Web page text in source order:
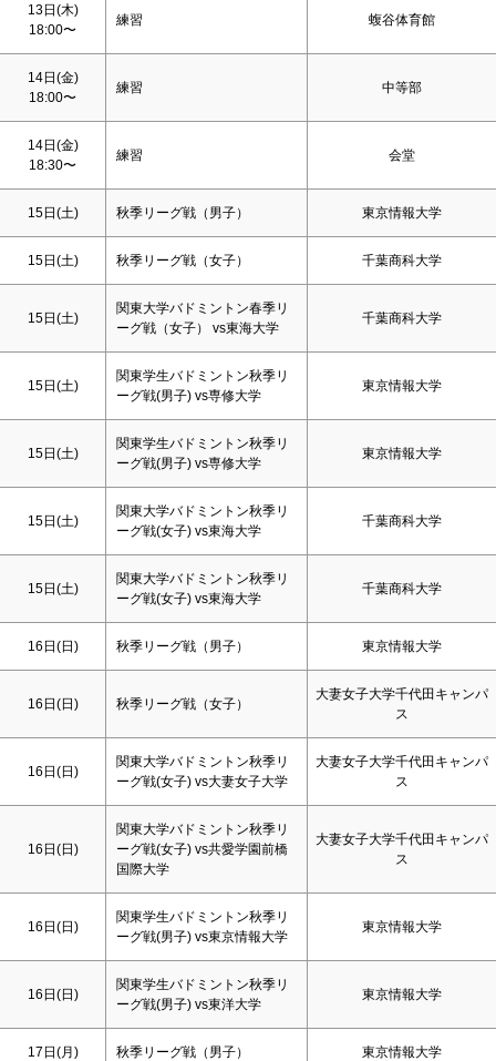
13日(木)
18:00〜
練習 蝮谷体育館
14日(金)
18:00〜
練習 中等部
14日(金)
18:30〜
練習 会堂
15日(土) 秋季リーグ戦（男子） 東京情報大学
15日(土) 秋季リーグ戦（女子） 千葉商科大学
15日(土)
関東大学バドミントン春季リ
ーグ戦（女子） vs東海大学
千葉商科大学
15日(土)
関東学生バドミントン秋季リ
ーグ戦(男子) vs専修大学
東京情報大学
15日(土)
関東学生バドミントン秋季リ
ーグ戦(男子) vs専修大学
東京情報大学
15日(土)
関東大学バドミントン秋季リ
ーグ戦(女子) vs東海大学
千葉商科大学
15日(土)
関東大学バドミントン秋季リ
ーグ戦(女子) vs東海大学
千葉商科大学
16日(日) 秋季リーグ戦（男子） 東京情報大学
16日(日) 秋季リーグ戦（女子）
大妻女子大学千代田キャンパ
ス
16日(日)
関東大学バドミントン秋季リ
ーグ戦(女子) vs大妻女子大学
大妻女子大学千代田キャンパ
ス
16日(日)
関東大学バドミントン秋季リ
ーグ戦(女子) vs共愛学園前橋
国際大学
大妻女子大学千代田キャンパ
ス
16日(日)
関東学生バドミントン秋季リ
ーグ戦(男子) vs東京情報大学
東京情報大学
16日(日)
関東学生バドミントン秋季リ
ーグ戦(男子) vs東洋大学
東京情報大学
17日(月) 秋季リーグ戦（男子） 東京情報大学